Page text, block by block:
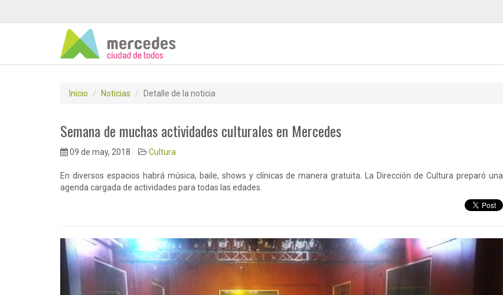
Inicio Noticias Detalle de la noticia
Semana de muchas actividades culturales en Mercedes
09 de may, 2018 Cultura
En diversos espacios habrá música, baile, shows y clínicas de manera gratuita. La Dirección de Cultura preparó una
agenda cargada de actividades para todas las edades.